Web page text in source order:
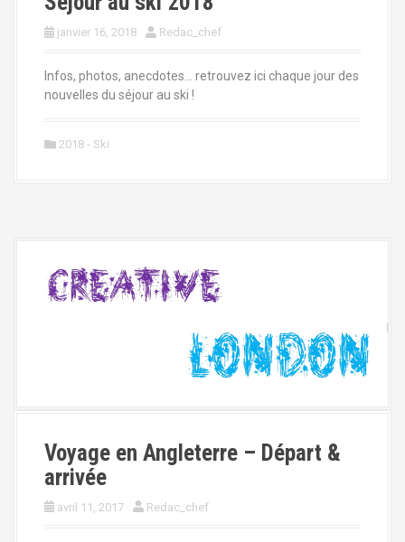
janvier 16, 2018 Redac_chef
Infos, photos, anecdotes… retrouvez ici chaque jour des
nouvelles du séjour au ski !
2018 - Ski
Voyage en Angleterre – Départ &
arrivée
avril 11, 2017 Redac_chef